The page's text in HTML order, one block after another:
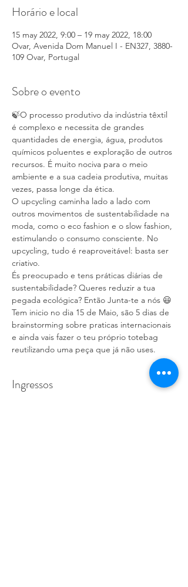
Horário e local
15 may 2022, 9:00 – 19 may 2022, 18:00
Ovar, Avenida Dom Manuel I - EN327, 3880-
109 Ovar, Portugal
Sobre o evento
🍃O processo produtivo da indústria têxtil
é complexo e necessita de grandes
quantidades de energia, água, produtos
químicos poluentes e exploração de outros
recursos. É muito nociva para o meio
ambiente e a sua cadeia produtiva, muitas
vezes, passa longe da ética.
O upcycling caminha lado a lado com
outros movimentos de sustentabilidade na
moda, como o eco fashion e o slow fashion,
estimulando o consumo consciente. No
upcycling, tudo é reaproveitável: basta ser
criativo.
És preocupado e tens práticas diárias de
sustentabilidade? Queres reduzir a tua
pegada ecológica? Então Junta-te a nós 😃
Tem inicio no dia 15 de Maio, são 5 dias de
brainstorming sobre praticas internacionais
e ainda vais fazer o teu próprio totebag
reutilizando uma peça que já não uses.
Ingressos